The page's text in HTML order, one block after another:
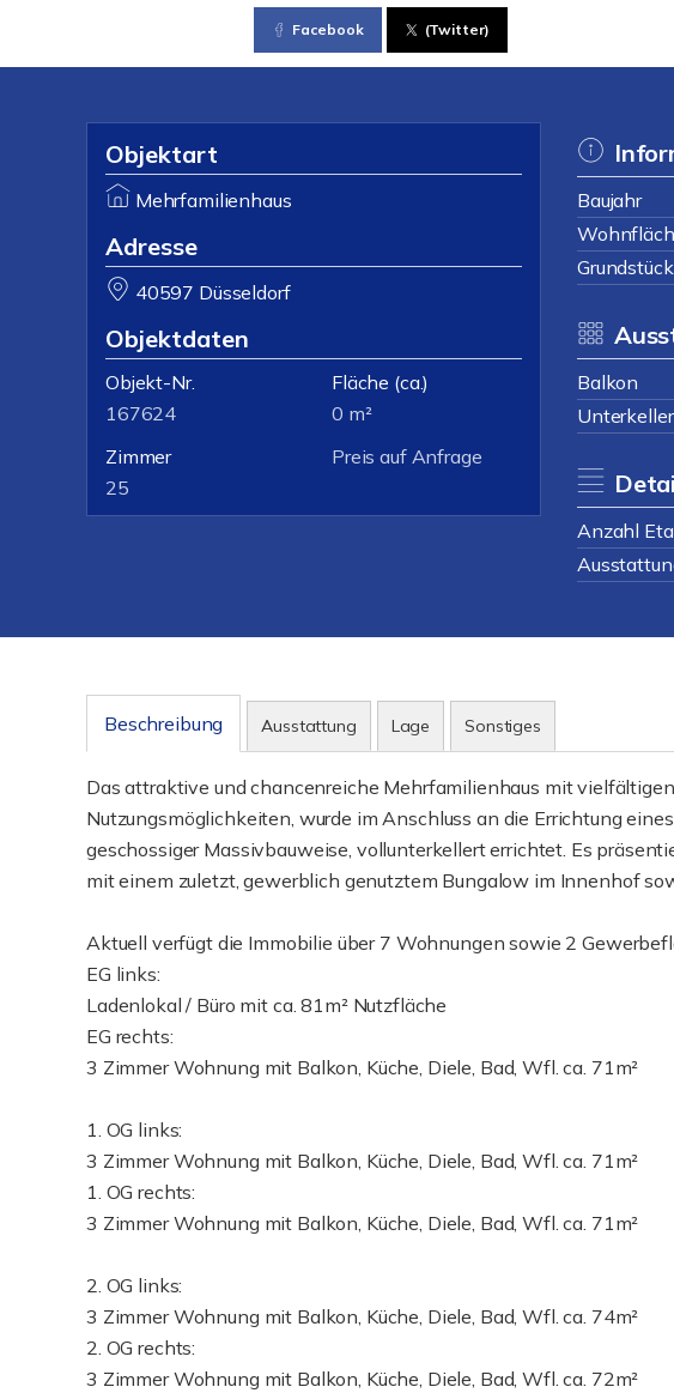
Facebook (Twitter)
Objektart
Mehrfamilienhaus
Adresse
40597 Düsseldorf
Objektdaten
Objekt-Nr.
167624
Fläche (ca.)
0 m²
Zimmer
25
Preis auf Anfrage
Baujahr
Balkon
Anzahl
Beschreibung Ausstattung Lage Sonstiges
Das attraktive und chancenreiche Mehrfamilienhaus mit
Nutzungsmöglichkeiten, wurde im Anschluss an die Errichtung
geschossiger Massivbauweise, vollunterkellert errichtet. Es
mit einem zuletzt, gewerblich genutztem Bungalow im Innenhof
Aktuell verfügt die Immobilie über 7 Wohnungen sowie 2
EG links:
Ladenlokal / Büro mit ca. 81m² Nutzfläche
EG rechts:
3 Zimmer Wohnung mit Balkon, Küche, Diele, Bad, Wfl. ca. 71m²
1. OG links:
3 Zimmer Wohnung mit Balkon, Küche, Diele, Bad, Wfl. ca. 71m²
1. OG rechts:
3 Zimmer Wohnung mit Balkon, Küche, Diele, Bad, Wfl. ca. 71m²
2. OG links:
3 Zimmer Wohnung mit Balkon, Küche, Diele, Bad, Wfl. ca. 74m²
2. OG rechts:
3 Zimmer Wohnung mit Balkon, Küche, Diele, Bad, Wfl. ca. 72m²